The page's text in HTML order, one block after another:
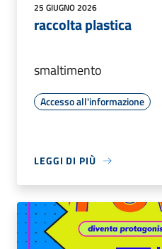
25 GIUGNO 2026
raccolta plastica
smaltimento
Accesso all'informazione
LEGGI DI PIÙ